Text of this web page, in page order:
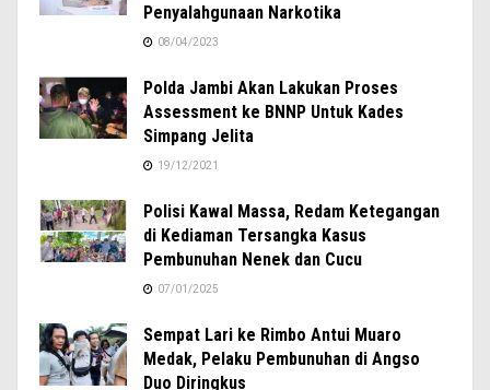
Penyalahgunaan Narkotika
08/04/2023
Polda Jambi Akan Lakukan Proses
Assessment ke BNNP Untuk Kades
Simpang Jelita
19/12/2021
Polisi Kawal Massa, Redam Ketegangan
di Kediaman Tersangka Kasus
Pembunuhan Nenek dan Cucu
07/01/2025
Sempat Lari ke Rimbo Antui Muaro
Medak, Pelaku Pembunuhan di Angso
Duo Diringkus